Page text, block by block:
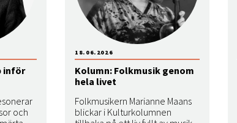
inför
och
Kolumn: Folkmusik genom
hela livet
Folkmusikern Marianne Maans
blickar i Kulturkolumnen
18.06.2026